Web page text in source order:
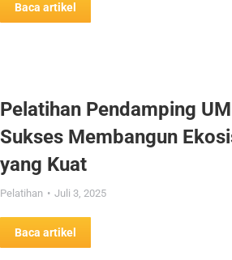
Baca artikel
Pelatihan Pendamping
Sukses Membangun
yang Kuat
Pelatihan Juli 3, 2025
Baca artikel